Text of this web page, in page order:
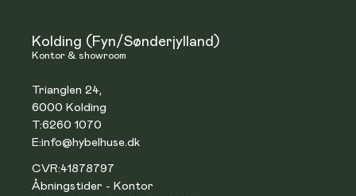
Kolding (Fyn/Sønderjylland)
Kontor & showroom
Trianglen 24,
6000 Kolding
T:6260 1070
E:info@hybelhuse.dk
CVR:41878797
Åbningstider - Kontor